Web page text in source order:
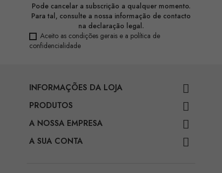
Pode cancelar a subscrição a qualquer momento.
Para tal, consulte a nossa informação de contacto
na declaração legal.
Aceito as condições gerais e a política de
confidencialidade
INFORMAÇÕES DA LOJA 
PRODUTOS 
A NOSSA EMPRESA 
A SUA CONTA 